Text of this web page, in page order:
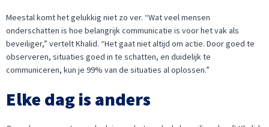
Meestal komt het gelukkig niet zo ver. “Wat veel mensen
onderschatten is hoe belangrijk communicatie is voor het vak als
beveiliger,” vertelt Khalid. “Het gaat niet altijd om actie. Door goed te
observeren, situaties goed in te schatten, en duidelijk te
communiceren, kun je 99% van de situaties al oplossen.”
Elke dag is anders